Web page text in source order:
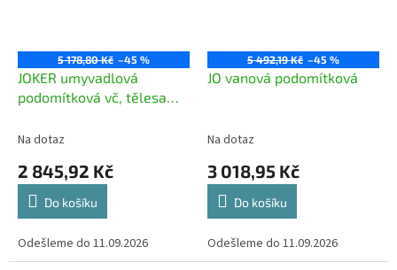
5 178,80 Kč –45 %
JOKER umyvadlová
podomítková vč, tělesa
Na dotaz
2 845,92 Kč
Do košíku
Odešleme do 11.09.2026
5 492,19 Kč –45 %
JO vanová podomítková
Na dotaz
3 018,95 Kč
Do košíku
Odešleme do 11.09.2026